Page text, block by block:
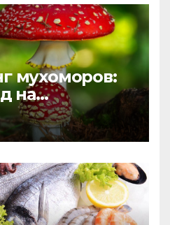
мухоморов:
на